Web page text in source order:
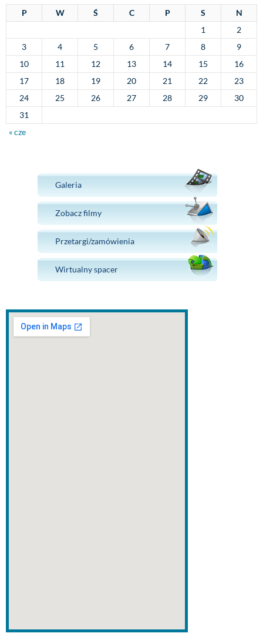
P W Ś C P S
N
1
2
3
4 5 6 7 8
9
10
11 12 13 14 15
16
17
18 19 20 21 22
23
24
25 26 27 28 29
30
31
« cze
Galeria
Zobacz filmy
Przetargi/zamówienia
Wirtualny spacer